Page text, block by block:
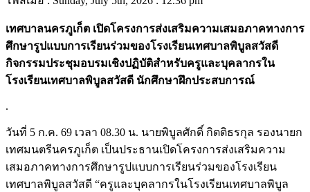
เทศบาลนครภูเก็ต เปิดโครงการส่งเสริมความเสมอภาคทางการ
ศึกษารูปแบบการเรียนร่วมของโรงเรียนเทศบาลพิบูลสวัสดี
กิจกรรมประชุมอบรมเชิงปฏิบัติสำหรับครูและบุคลากรใน
โรงเรียนเทศบาลพิบูลสวัสดี นักศึกษาฝึกประสบการณ์
.
วันที่ 5 ก.ค. 69 เวลา 08.30 น. นายพิบูลศักดิ์ กิตติธรกุล รองนายก
เทศมนตรีนครภูเก็ต เป็นประธานเปิดโครงการส่งเสริมความ
เสมอภาคทางการศึกษารูปแบบการเรียนร่วมของโรงเรียน
เทศบาลพิบูลสวัสดี “ครูและบุคลากรในโรงเรียนเทศบาลพิบูล